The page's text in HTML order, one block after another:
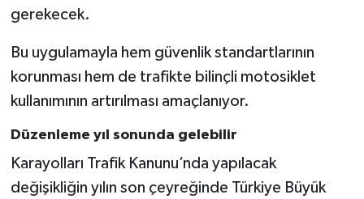
gerekecek.
Bu uygulamayla hem güvenlik standartlarının
korunması hem de trafikte bilinçli motosiklet
kullanımının artırılması amaçlanıyor.
Düzenleme yıl sonunda gelebilir
Karayolları Trafik Kanunu’nda yapılacak
değişikliğin yılın son çeyreğinde Türkiye Büyük